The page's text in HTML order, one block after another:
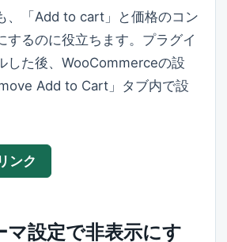
、「Add to cart」と価格のコン
するのに役立ちます。プラグイ
した後、WooCommerceの設
Add to Cart」タブ内で設
ンク
マ設定で非表示にす